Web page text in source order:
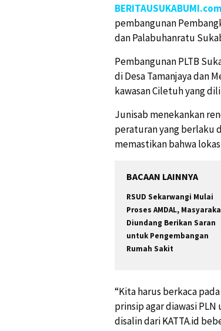
pembangunan
dan Palabuhanratu
Pembangunan PLTB
di Desa Tamanjaya dan
kawasan Ciletuh yang
Junisab menekankan
peraturan yang berlaku
memastikan bahwa
BACAAN LAINNYA
RSUD Sekarwangi Mulai
Proses AMDAL,
Diundang Berikan Saran
untuk Pengembangan
Rumah Sakit
“Kita harus berkaca
prinsip agar diawasi
disalin dariKATTA.id